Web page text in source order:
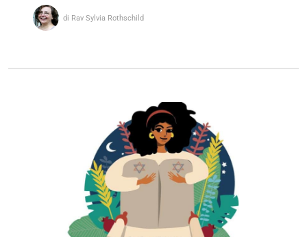
di Rav Sylvia Rothschild